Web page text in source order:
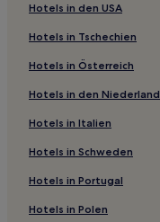
B&B in Lombardei
Ferienwohnungen in
Ferienwohnungen in
Camairago Hotels
Corteolona Hotels
Abbadia Cerreto Hotels
Bertonico Hotels
Corte Palasio Hotels
Hotels in den USA
Hotels in Tschechien
Hotels in Österreich
Hotels in den
Hotels in Italien
Hotels in Schweden
Hotels in Portugal
Hotels in Polen